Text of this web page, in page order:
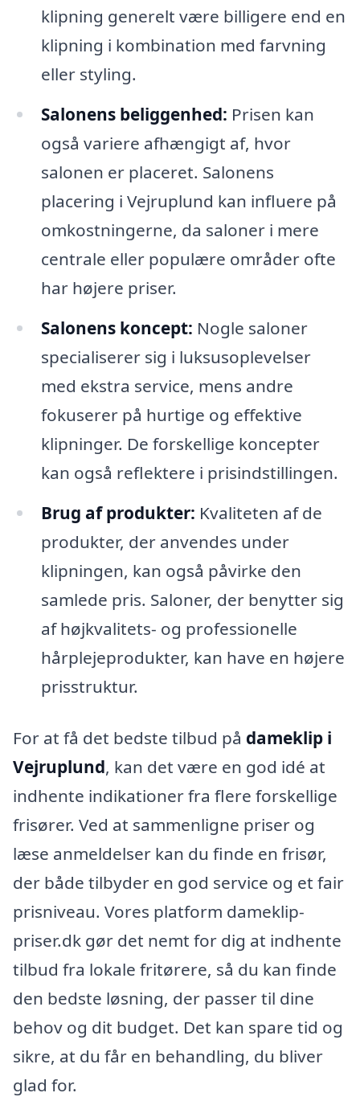
klipning generelt være billigere end en
klipning i kombination med farvning
eller styling.
Salonens beliggenhed: Prisen kan
også variere afhængigt af, hvor
salonen er placeret. Salonens
placering i Vejruplund kan influere på
omkostningerne, da saloner i mere
centrale eller populære områder ofte
har højere priser.
Salonens koncept: Nogle saloner
specialiserer sig i luksusoplevelser
med ekstra service, mens andre
fokuserer på hurtige og effektive
klipninger. De forskellige koncepter
kan også reflektere i prisindstillingen.
Brug af produkter: Kvaliteten af de
produkter, der anvendes under
klipningen, kan også påvirke den
samlede pris. Saloner, der benytter sig
af højkvalitets- og professionelle
hårplejeprodukter, kan have en højere
prisstruktur.
For at få det bedste tilbud på dameklip i
Vejruplund, kan det være en god idé at
indhente indikationer fra flere forskellige
frisører. Ved at sammenligne priser og
læse anmeldelser kan du finde en frisør,
der både tilbyder en god service og et fair
prisniveau. Vores platform dameklip-
priser.dk gør det nemt for dig at indhente
tilbud fra lokale fritørere, så du kan finde
den bedste løsning, der passer til dine
behov og dit budget. Det kan spare tid og
sikre, at du får en behandling, du bliver
glad for.